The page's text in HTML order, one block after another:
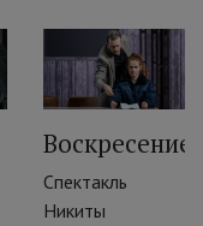
Воскресение
Спектакль
Никиты